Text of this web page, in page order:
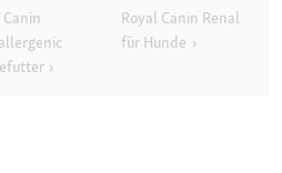
Royal Canin Renal
für Hunde